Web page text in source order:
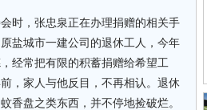
，张忠泉正在办理捐赠的相关手
盐城市一建公司的退休工人，今年
经常把有限的积蓄捐赠给希望工
，家人与他反目，不再相认。退休
香盘之类东西，并不停地捡破烂。